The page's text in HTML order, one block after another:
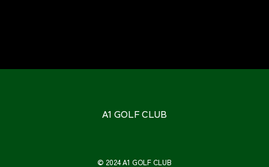
A1 GOLF CLUB
© 2024 A1 GOLF CLUB